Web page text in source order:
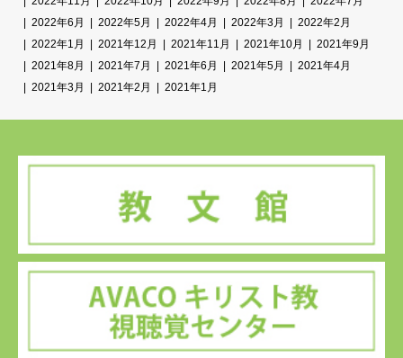
2022年6月
2022年5月 2022年4月 2022年3月
2022年2月
2022年1月
2021年12月 2021年11月 2021年10月
2021年9月
2021年8月
2021年7月 2021年6月 2021年5月
2021年4月
2021年3月
2021年2月 2021年1月